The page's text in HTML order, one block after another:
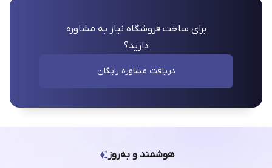
برای ساخت فروشگاه نیاز به مشاوره
دارید؟
دریافت مشاوره رایگان
هوشمند و به‌روز